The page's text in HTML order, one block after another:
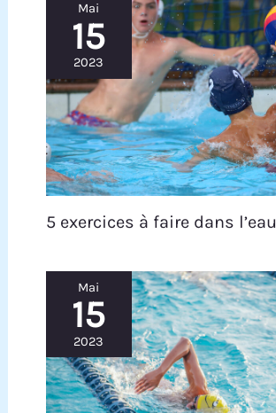
Mai
15
2023
5 exercices à faire dans l’eau
Mai
15
2023